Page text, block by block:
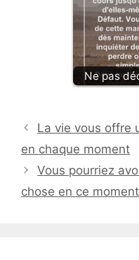
Ne pas
La vie vous offre
en chaque moment
Vous pourriez
chose en ce moment